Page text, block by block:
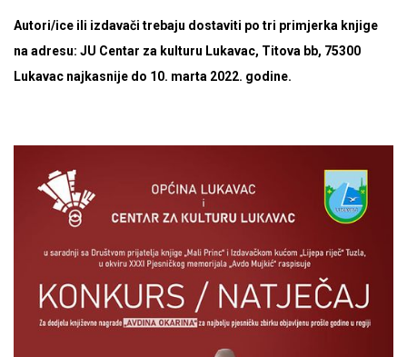
Autori/ice ili izdavači trebaju dostaviti po tri primjerka knjige
na adresu: JU Centar za kulturu Lukavac, Titova bb, 75300
Lukavac najkasnije do 10. marta 2022. godine.